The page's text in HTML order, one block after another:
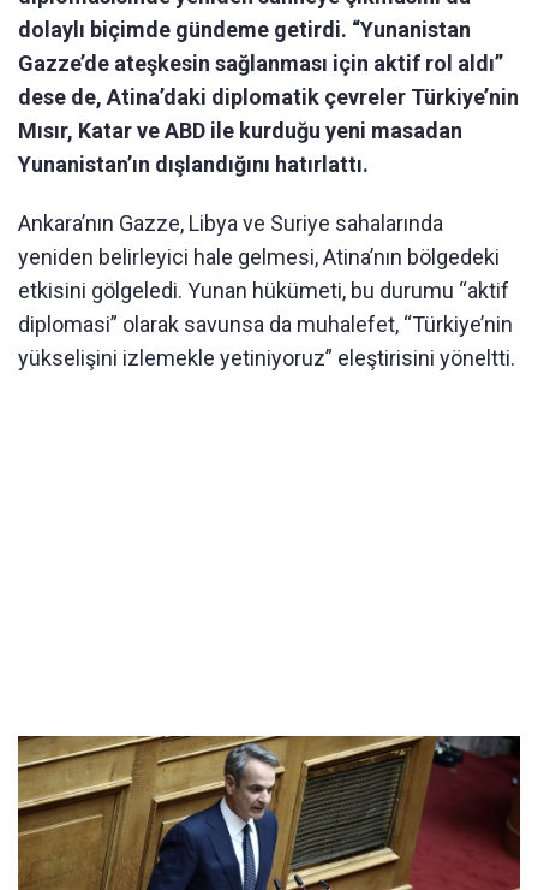
dolaylı biçimde gündeme getirdi. “Yunanistan
Gazze’de ateşkesin sağlanması için aktif rol aldı”
dese de, Atina’daki diplomatik çevreler Türkiye’nin
Mısır, Katar ve ABD ile kurduğu yeni masadan
Yunanistan’ın dışlandığını hatırlattı.
Ankara’nın Gazze, Libya ve Suriye sahalarında
yeniden belirleyici hale gelmesi, Atina’nın bölgedeki
etkisini gölgeledi. Yunan hükümeti, bu durumu “aktif
diplomasi” olarak savunsa da muhalefet, “Türkiye’nin
yükselişini izlemekle yetiniyoruz” eleştirisini yöneltti.